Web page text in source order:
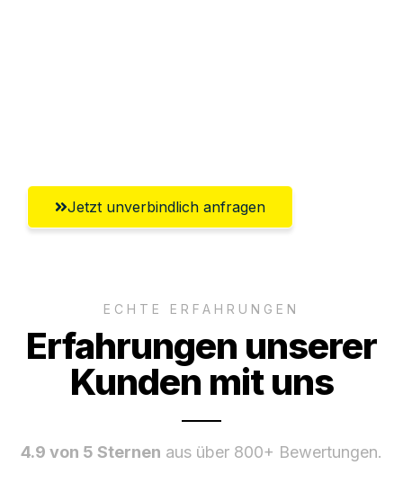
Jetzt unverbindlich anfragen
ECHTE ERFAHRUNGEN
Erfahrungen unserer
Kunden mit uns
4.9 von 5 Sternen aus über 800+ Bewertungen.